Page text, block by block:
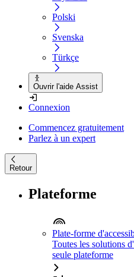
Polski
Svenska
Türkçe
Ouvrir l'aide Assist
Connexion
Commencez gratuitement
Parlez à un expert
Retour
Plateforme
Plate-forme
Toutes les solutions
seule plateforme